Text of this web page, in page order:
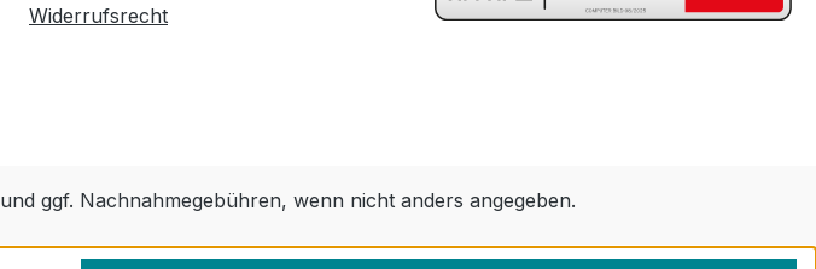
Widerrufsrecht
und ggf. Nachnahmegebühren, wenn nicht anders angegeben.